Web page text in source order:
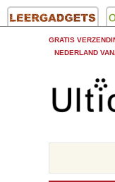
GRATIS
NEDERLAND